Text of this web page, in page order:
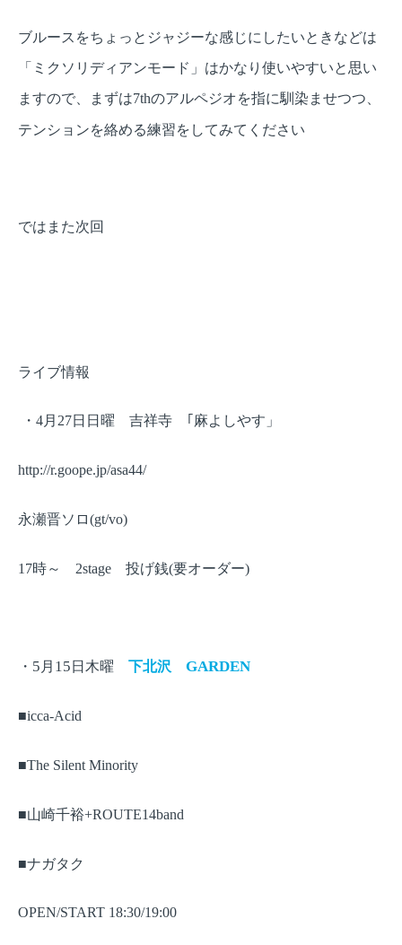
ブルースをちょっとジャジーな感じにしたいときなどは
「ミクソリディアンモード」はかなり使いやすいと思い
ますので、まずは7thのアルペジオを指に馴染ませつつ、
テンションを絡める練習をしてみてください
ではまた次回
ライブ情報
・ 4月 27日日曜 吉祥寺 ｢麻よしやす」
http://r.goope.jp/asa44/
永瀬晋ソロ(gt/vo)
17時～ 2stage 投げ銭(要オーダー)
・ 5月 15日木曜 下北沢 GARDEN
■icca-Acid
■The Silent Minority
■山崎千裕+ROUTE14band
■ナガタク
OPEN/START 18:30/19:00